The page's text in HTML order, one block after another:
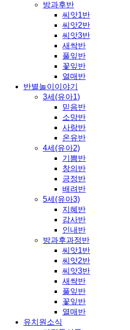
방과후반
씨앗1반
씨앗2반
씨앗3반
새싹반
풀잎반
꽃잎반
열매반
반별놀이이야기
3세(유아1)
믿음반
소망반
사랑반
온유반
4세(유아2)
기쁨반
창의반
긍정반
배려반
5세(유아3)
지혜반
감사반
인내반
방과후과정반
씨앗1반
씨앗2반
씨앗3반
새싹반
풀잎반
꽃잎반
열매반
유치원소식